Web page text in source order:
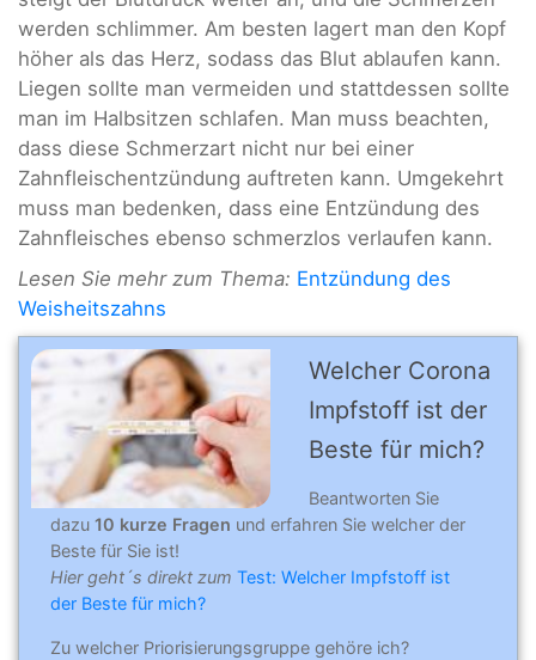
werden schlimmer. Am besten lagert man den Kopf
höher als das Herz, sodass das Blut ablaufen kann.
Liegen sollte man vermeiden und stattdessen sollte
man im Halbsitzen schlafen. Man muss beachten,
dass diese Schmerzart nicht nur bei einer
Zahnfleischentzündung auftreten kann. Umgekehrt
muss man bedenken, dass eine Entzündung des
Zahnfleisches ebenso schmerzlos verlaufen kann.
Lesen Sie mehr zum Thema: Entzündung des
Weisheitszahns
Welcher Corona
Impfstoff ist der
Beste für mich?
Beantworten Sie
dazu 10 kurze Fragen und erfahren Sie welcher der
Beste für Sie ist!
Hier geht´s direkt zum Test: Welcher Impfstoff ist
der Beste für mich?
Zu welcher Priorisierungsgruppe gehöre ich?